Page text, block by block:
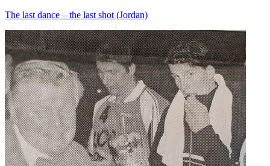
The last dance – the last shot (Jordan)